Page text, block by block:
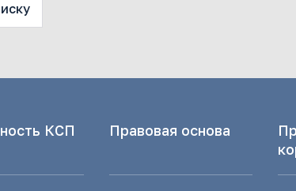
КСП Правовая основа